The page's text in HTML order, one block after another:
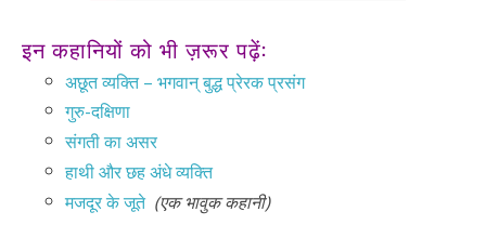
इन कहानियों को भी ज़रूर पढ़ें:
अछूत व्यक्ति – भगवान् बुद्ध प्रेरक प्रसंग
गुरु-दक्षिणा
संगती का असर
हाथी और छह अंधे व्यक्ति
मजदूर के जूते (एक भावुक कहानी)